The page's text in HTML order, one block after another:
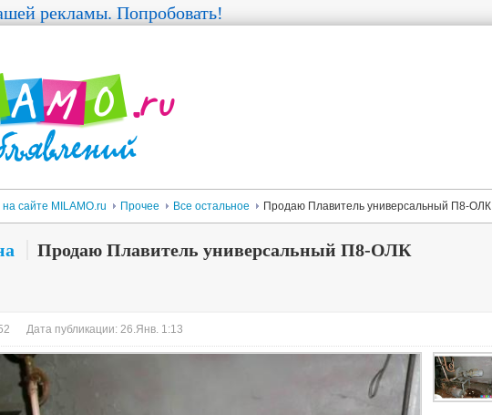
сайте MILAMO.ru Прочее Все остальное Продаю Плавитель универсальный П8-ОЛК
Продаю Плавитель универсальный П8-ОЛК
Дата публикации: 26.Янв. 1:13
рекламы. Попробовать!